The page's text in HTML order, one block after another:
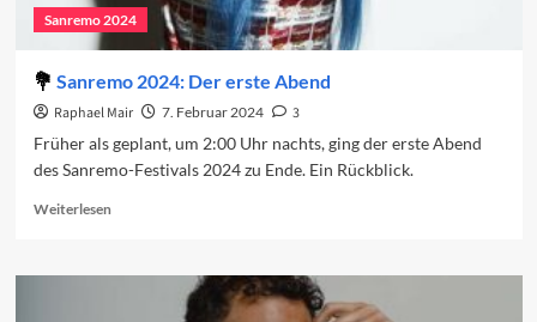
Sanremo 2024
Sanremo 2024: Der erste Abend
Raphael Mair 7. Februar 2024
3
Früher als geplant, um 2:00 Uhr nachts, ging der erste Abend
des Sanremo-Festivals 2024 zu Ende. Ein Rückblick.
WeiterlesenRead
Sanremo